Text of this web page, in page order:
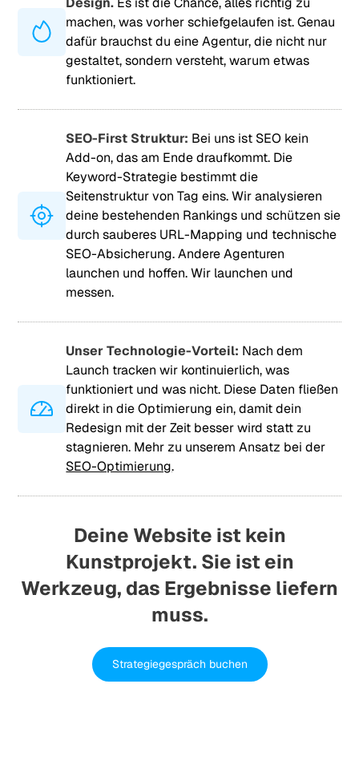
machen, was vorher schiefgelaufen ist. Genau
dafür brauchst du eine Agentur, die nicht nur
gestaltet, sondern versteht, warum etwas
funktioniert.
SEO-First Struktur: Bei uns ist SEO kein
Add-on, das am Ende draufkommt. Die
Keyword-Strategie bestimmt die
Seitenstruktur von Tag eins. Wir analysieren
deine bestehenden Rankings und schützen sie
durch sauberes URL-Mapping und technische
SEO-Absicherung. Andere Agenturen
launchen und hoffen. Wir launchen und
messen.
Unser Technologie-Vorteil: Nach dem
Launch tracken wir kontinuierlich, was
funktioniert und was nicht. Diese Daten fließen
direkt in die Optimierung ein, damit dein
Redesign mit der Zeit besser wird statt zu
stagnieren. Mehr zu unserem Ansatz bei der
SEO-Optimierung.
Deine Website ist kein
Kunstprojekt. Sie ist ein
Werkzeug, das Ergebnisse liefern
muss.
Strategiegespräch buchen